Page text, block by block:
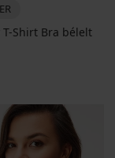
Shirt Bra bélelt